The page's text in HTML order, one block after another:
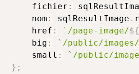
      fichier
:
      nom
: sqlResultImage .
      href
: ` /page-image/${
      big
: ` /public/images/
      small
: ` /public/
} ;